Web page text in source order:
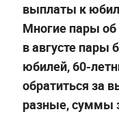
выплаты к
Многие пары об
в августе пары
юбилей, 60-
обратиться за
разные, суммы